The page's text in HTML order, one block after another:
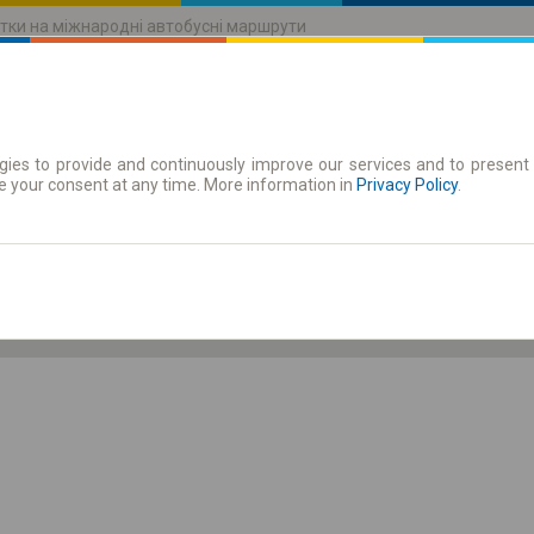
на міжнародні автобусні маршрути
Абонементи
to provide and continuously improve our services and to
your consent at any time. More information in Privacy Policy.